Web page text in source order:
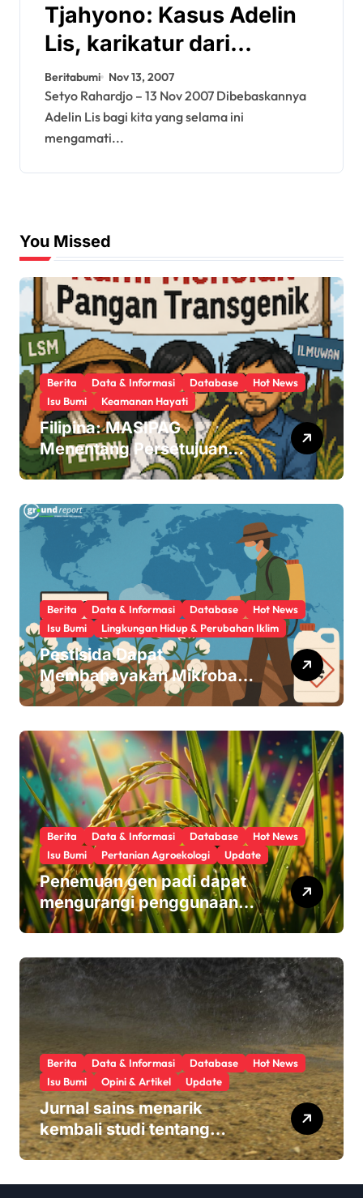
Tjahyono: Kasus Adelin
Lis, karikatur dari
kejahatan korporasi di
hutan
Beritabumi Nov 13, 2007
Setyo Rahardjo – 13 Nov 2007 Dibebaskannya
Adelin Lis bagi kita yang selama ini
mengamati...
You Missed
Berita Data & Informasi Database
Hot News
Isu Bumi
Keamanan Hayati
Filipina: MASIPAG
Menentang Persetujuan
Beras Transgenik
Berita Data & Informasi Database
Hot News
Isu Bumi
Lingkungan Hidup & Perubahan Iklim
Pestisida Dapat
Membahayakan Mikroba
Usus Kita
Berita Data & Informasi Database
Hot News
Isu Bumi
Pertanian Agroekologi Update
Penemuan gen padi dapat
mengurangi penggunaan
pupuk sekaligus melindungi
Berita Data & Informasi Database
Hot News
Isu Bumi
Opini & Artikel Update
Jurnal sains menarik
kembali studi tentang
keamanan Monsanto